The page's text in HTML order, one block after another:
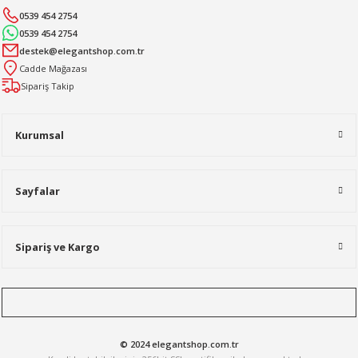
Kurumsal
Sayfalar
Sipariş ve Kargo
0539 454 2754
0539 454 2754
destek@elegantshop.com.tr
Cadde Mağazası
Sipariş Takip
© 2024 elegantshop.com.tr